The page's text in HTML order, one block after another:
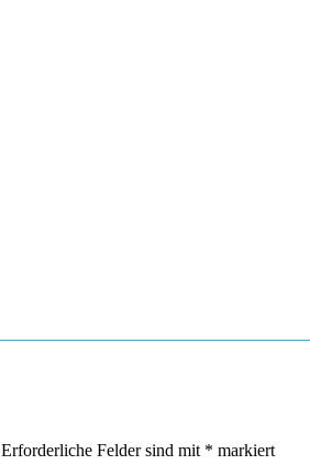
Erforderliche Felder sind mit * markiert